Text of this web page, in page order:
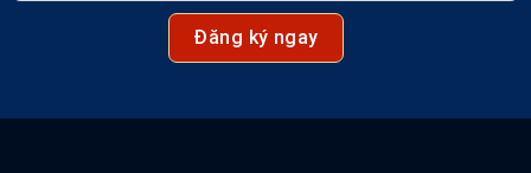
Đăng ký ngay